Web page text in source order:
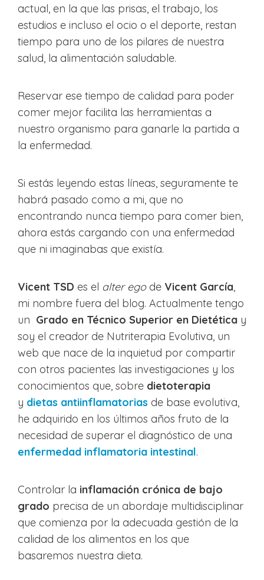
actual, en la que las prisas, el trabajo, los
estudios e incluso el ocio o el deporte, restan
tiempo para uno de los pilares de nuestra
salud, la alimentación saludable.
Reservar ese tiempo de calidad para poder
comer mejor facilita las herramientas a
nuestro organismo para ganarle la partida a
la enfermedad.
Si estás leyendo estas líneas, seguramente te
habrá pasado como a mi, que no
encontrando nunca tiempo para comer bien,
ahora estás cargando con una enfermedad
que ni imaginabas que existía.
Vicent TSD es el alter egode Vicent García,
mi nombre fuera del blog. Actualmente tengo
un Grado en Técnico Superior en Dietética y
soy el creador de Nutriterapia Evolutiva, un
web que nace de la inquietud por compartir
con otros pacientes las investigaciones y los
conocimientos que, sobre dietoterapia
y dietas antiinflamatorias de base evolutiva,
he adquirido en los últimos años fruto de la
necesidad de superar el diagnóstico de una
enfermedad inflamatoria intestinal.
Controlar la inflamación crónica de bajo
grado precisa de un abordaje multidisciplinar
que comienza por la adecuada gestión de la
calidad de los alimentos en los que
basaremos nuestra dieta.